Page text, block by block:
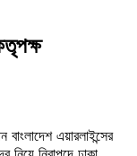
এয়ারলাইন্সের